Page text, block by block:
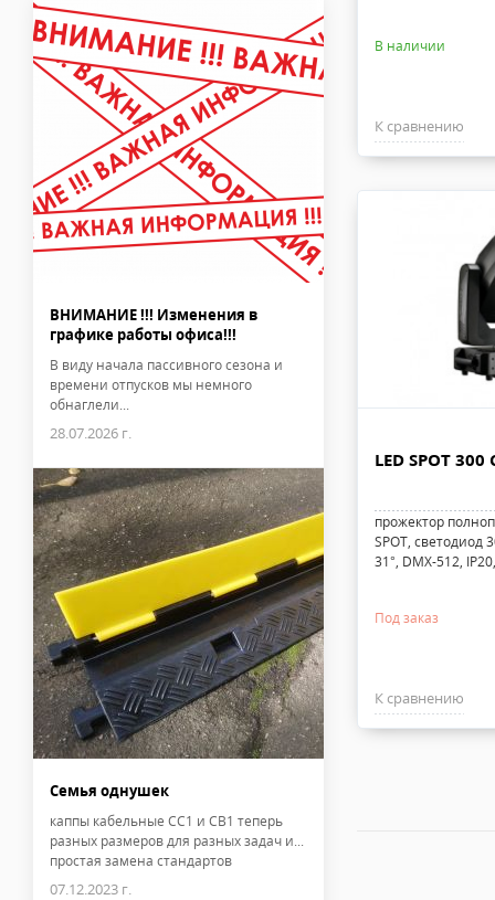
ВНИМАНИЕ !!! Изменения в
графике работы офиса!!!
В виду начала пассивного сезона и
времени отпусков мы немного
обнаглели...
28.07.2026 г.
Семья однушек
каппы кабельные CC1 и CB1 теперь
разных размеров для разных задач и...
простая замена стандартов
07.12.2023 г.
В наличии
К сравнению
LED SPOT 300
прожектор
SPOT, светодиод
31°, DMX-512,
Под заказ
К сравнению